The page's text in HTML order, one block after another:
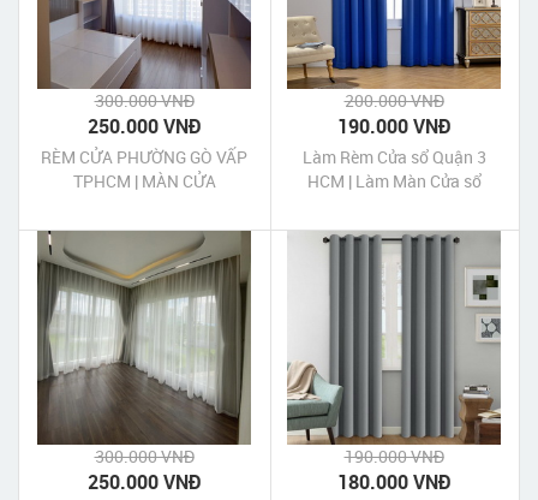
300.000 VNĐ
250.000 VNĐ
RÈM CỬA PHƯỜNG GÒ VẤP
TPHCM | MÀN CỬA
200.000 VNĐ
190.000 VNĐ
Làm Rèm Cửa sổ Quận 3
HCM | Làm Màn Cửa sổ
300.000 VNĐ
250.000 VNĐ
190.000 VNĐ
180.000 VNĐ